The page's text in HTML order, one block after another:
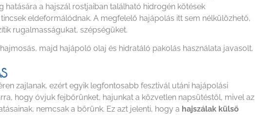
hatására a hajszál rostjaiban található hidrogén kötések
eldeformálódnak. A megfelelő hajápolás itt sem nélkülözhető,
rugalmasságukat, szépségüket.
majd hajápoló olaj és hidratáló pakolás használata javasolt.
zajlanak, ezért egyik legfontosabb fesztivál utáni hajápolási
hogy óvjuk fejbőrünket, hajunkat a közvetlen napsütéstől, mivel az
nemcsak a bőrünk. Ez azt jelenti, hogy a hajszálak külső